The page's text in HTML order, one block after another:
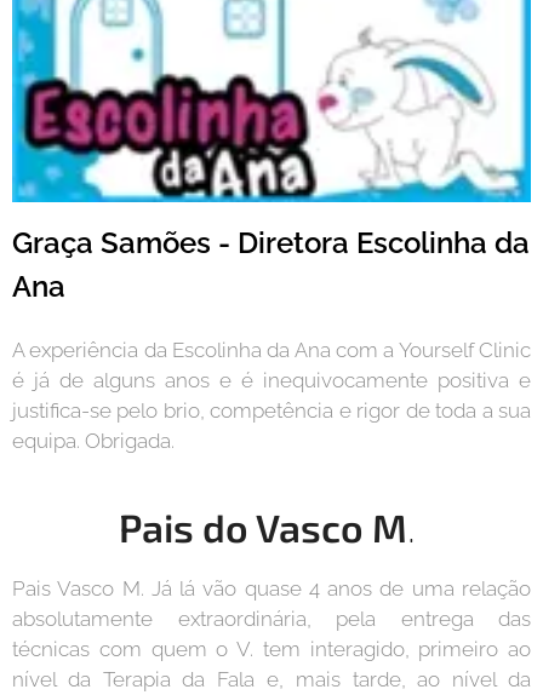
Graça Samões - Diretora Escolinha da
Ana
A experiência da Escolinha da Ana com a Yourself Clinic
é já de alguns anos e é inequivocamente positiva e
justifica-se pelo brio, competência e rigor de toda a sua
equipa. Obrigada.
Pais do Vasco M
Pais Vasco M. Já lá vão quase 4 anos de uma relação
absolutamente extraordinária, pela entrega das
técnicas com quem o V. tem interagido, primeiro ao
nível da Terapia da Fala e, mais tarde, ao nível da